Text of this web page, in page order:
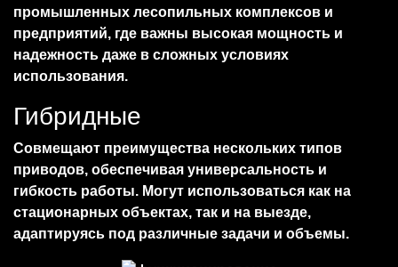
промышленных лесопильных комплексов и
предприятий, где важны высокая мощность и
надежность даже в сложных условиях
использования.
Гибридные
Совмещают преимущества нескольких типов
приводов, обеспечивая универсальность и
гибкость работы. Могут использоваться как на
стационарных объектах, так и на выезде,
адаптируясь под различные задачи и объемы.